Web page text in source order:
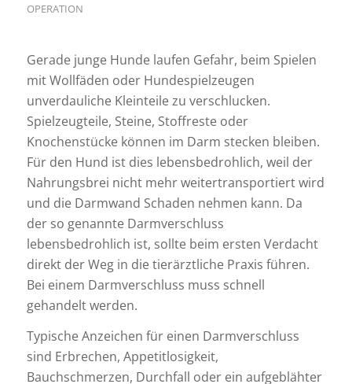
OPERATION
Gerade junge Hunde laufen Gefahr, beim Spielen
mit Wollfäden oder Hundespielzeugen
unverdauliche Kleinteile zu verschlucken.
Spielzeugteile, Steine, Stoffreste oder
Knochenstücke können im Darm stecken bleiben.
Für den Hund ist dies lebensbedrohlich, weil der
Nahrungsbrei nicht mehr weitertransportiert wird
und die Darmwand Schaden nehmen kann. Da
der so genannte Darmverschluss
lebensbedrohlich ist, sollte beim ersten Verdacht
direkt der Weg in die tierärztliche Praxis führen.
Bei einem Darmverschluss muss schnell
gehandelt werden.
Typische Anzeichen für einen Darmverschluss
sind Erbrechen, Appetitlosigkeit,
Bauchschmerzen, Durchfall oder ein aufgeblähter